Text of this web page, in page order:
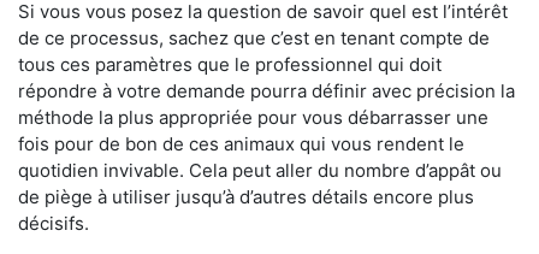
Si vous vous posez la question de savoir quel est l’intérêt
de ce processus, sachez que c’est en tenant compte de
tous ces paramètres que le professionnel qui doit
répondre à votre demande pourra définir avec précision la
méthode la plus appropriée pour vous débarrasser une
fois pour de bon de ces animaux qui vous rendent le
quotidien invivable. Cela peut aller du nombre d’appât ou
de piège à utiliser jusqu’à d’autres détails encore plus
décisifs.